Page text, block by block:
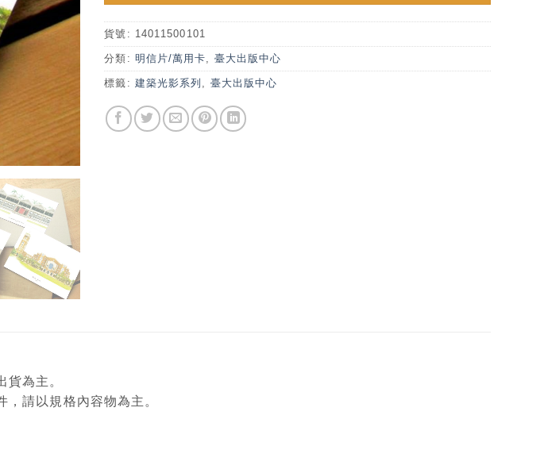
貨號: 14011500101
分類: 明信片/萬用卡, 臺大出版中心
標籤: 建築光影系列 , 臺大出版中心
為主。
請以規格內容物為主。